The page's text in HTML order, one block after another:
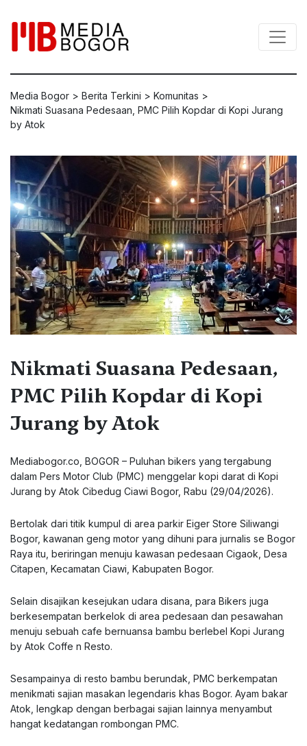
Media Bogor > Berita Terkini > Komunitas >
Nikmati Suasana Pedesaan, PMC Pilih Kopdar di Kopi Jurang
by Atok
Nikmati Suasana Pedesaan,
PMC Pilih Kopdar di Kopi
Jurang by Atok
Mediabogor.co, BOGOR – Puluhan bikers yang tergabung
dalam Pers Motor Club (PMC) menggelar kopi darat di Kopi
Jurang by Atok Cibedug Ciawi Bogor, Rabu (29/04/2026).
Bertolak dari titik kumpul di area parkir Eiger Store Siliwangi
Bogor, kawanan geng motor yang dihuni para jurnalis se Bogor
Raya itu, beriringan menuju kawasan pedesaan Cigaok, Desa
Citapen, Kecamatan Ciawi, Kabupaten Bogor.
Selain disajikan kesejukan udara disana, para Bikers juga
berkesempatan berkelok di area pedesaan dan pesawahan
menuju sebuah cafe bernuansa bambu berlebel Kopi Jurang
by Atok Coffe n Resto.
Sesampainya di resto bambu berundak, PMC berkempatan
menikmati sajian masakan legendaris khas Bogor. Ayam bakar
Atok, lengkap dengan berbagai sajian lainnya menyambut
hangat kedatangan rombongan PMC.